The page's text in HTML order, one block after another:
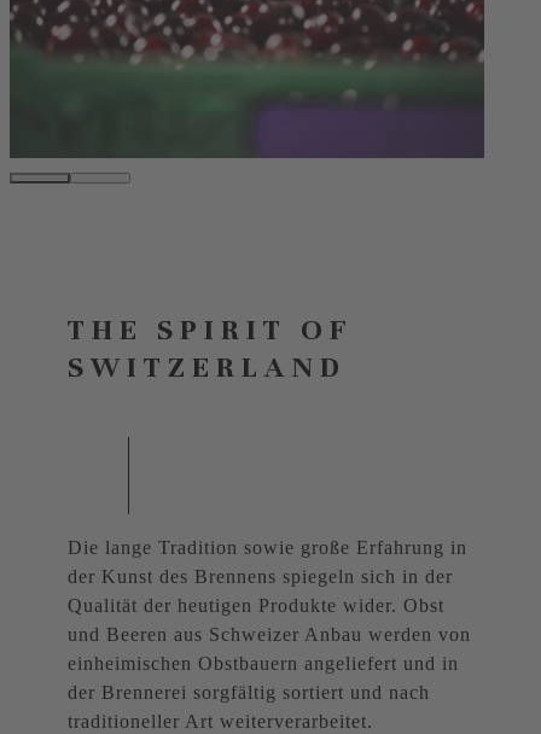
THE SPIRIT OF
SWITZERLAND
Die lange Tradition sowie große Erfahrung in
der Kunst des Brennens spiegeln sich in der
Qualität der heutigen Produkte wider. Obst
und Beeren aus Schweizer Anbau werden von
einheimischen Obstbauern angeliefert und in
der Brennerei sorgfältig sortiert und nach
traditioneller Art weiterverarbeitet.